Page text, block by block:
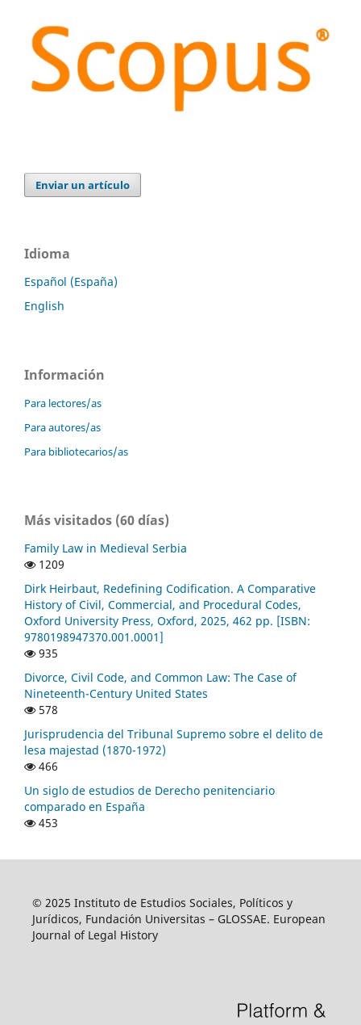
Enviar un artículo
Idioma
Español (España)
English
Información
Para lectores/as
Para autores/as
Para bibliotecarios/as
Más visitados (60 días)
Family Law in Medieval Serbia
1209
Dirk Heirbaut, Redefining Codification. A Comparative
History of Civil, Commercial, and Procedural Codes,
Oxford University Press, Oxford, 2025, 462 pp. [ISBN:
9780198947370.001.0001]
935
Divorce, Civil Code, and Common Law: The Case of
Nineteenth-Century United States
578
Jurisprudencia del Tribunal Supremo sobre el delito de
lesa majestad (1870-1972)
466
Un siglo de estudios de Derecho penitenciario
comparado en España
453
© 2025 Instituto de Estudios Sociales, Políticos y
Jurídicos, Fundación Universitas – GLOSSAE. European
Journal of Legal History